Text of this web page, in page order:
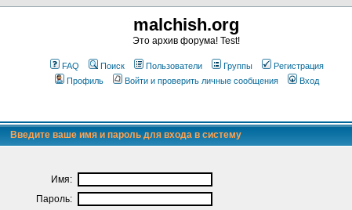
malchish.org
Это архив форума! Test!
FAQ Поиск Пользователи Группы
Регистрация
Профиль
Войти и проверить личные сообщения Вход
Введите ваше имя и пароль для входа в систему
Имя:
Пароль: